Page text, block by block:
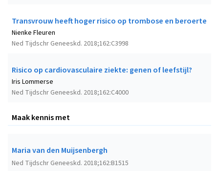
Transvrouw heeft hoger risico op trombose en beroerte
Ned Tijdschr Geneeskd. 2018;162:C3998
Nienke Fleuren
Risico op cardiovasculaire ziekte: genen of leefstijl?
Ned Tijdschr Geneeskd. 2018;162:C4000
Iris Lommerse
Maak kennis met
Maria van den Muijsenbergh
Ned Tijdschr Geneeskd. 2018;162:B1515